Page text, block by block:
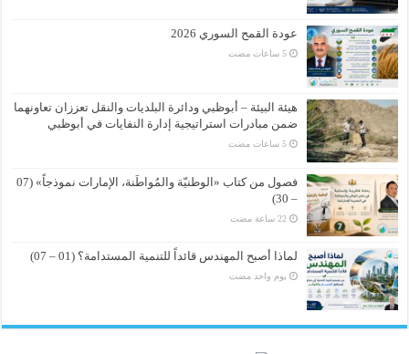
عودة القمح السوري 2026
هيئة البيئة – أبوظبي ودائرة البلديات والنقل تعززان تعاونهما
ضمن مبادرات استراتيجية إدارة النفايات في أبوظبي
فصول من كتاب «الوطنيّة والمُواطَنة، الإمارات نموذجاً» (07
– 30)
لماذا أصبح المهندس قائداً للتنمية المستدامة؟ (01 – 07)
‏يوم واحد مضت